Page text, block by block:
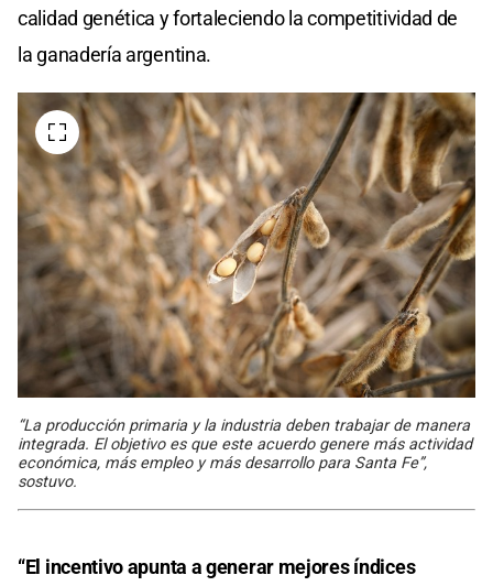
calidad genética y fortaleciendo la competitividad de
la ganadería argentina.
“La producción primaria y la industria deben trabajar de manera
integrada. El objetivo es que este acuerdo genere más actividad
económica, más empleo y más desarrollo para Santa Fe”,
sostuvo.
“El incentivo apunta a generar mejores índices